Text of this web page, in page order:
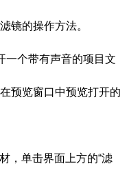
镜的操作方法。
一个带有声音的项目文
预览窗口中预览打开的
，单击界面上方的“滤